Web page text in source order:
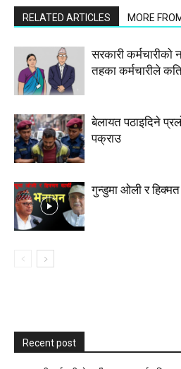
RELATED ARTICLES MORE
सरकारी
तहका कर्मचारीले
बेलायत पठाइदिने
पक्राउ
गुन्डुमा ओली र
Recent post